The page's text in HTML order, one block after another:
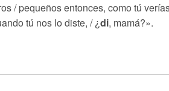
/ pequeños entonces, como tú
tú nos lo diste, / ¿di, mamá?».